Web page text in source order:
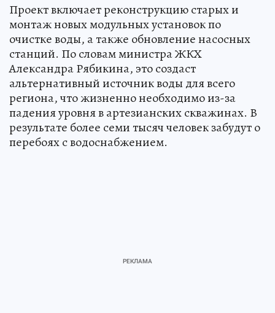
Проект включает реконструкцию старых и
монтаж новых модульных установок по
очистке воды, а также обновление насосных
станций. По словам министра ЖКХ
Александра Рябикина, это создаст
альтернативный источник воды для всего
региона, что жизненно необходимо из-за
падения уровня в артезианских скважинах. В
результате более семи тысяч человек забудут о
перебоях с водоснабжением.